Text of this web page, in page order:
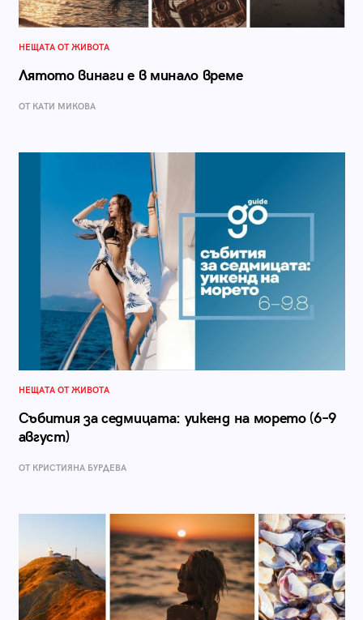
НЕЩАТА ОТ ЖИВОТА
Лятото винаги е в минало време
ОТ КАТИ МИКОВА
НЕЩАТА ОТ ЖИВОТА
Събития за седмицата: уикенд на морето (6–9
август)
ОТ КРИСТИЯНА БУРДЕВА